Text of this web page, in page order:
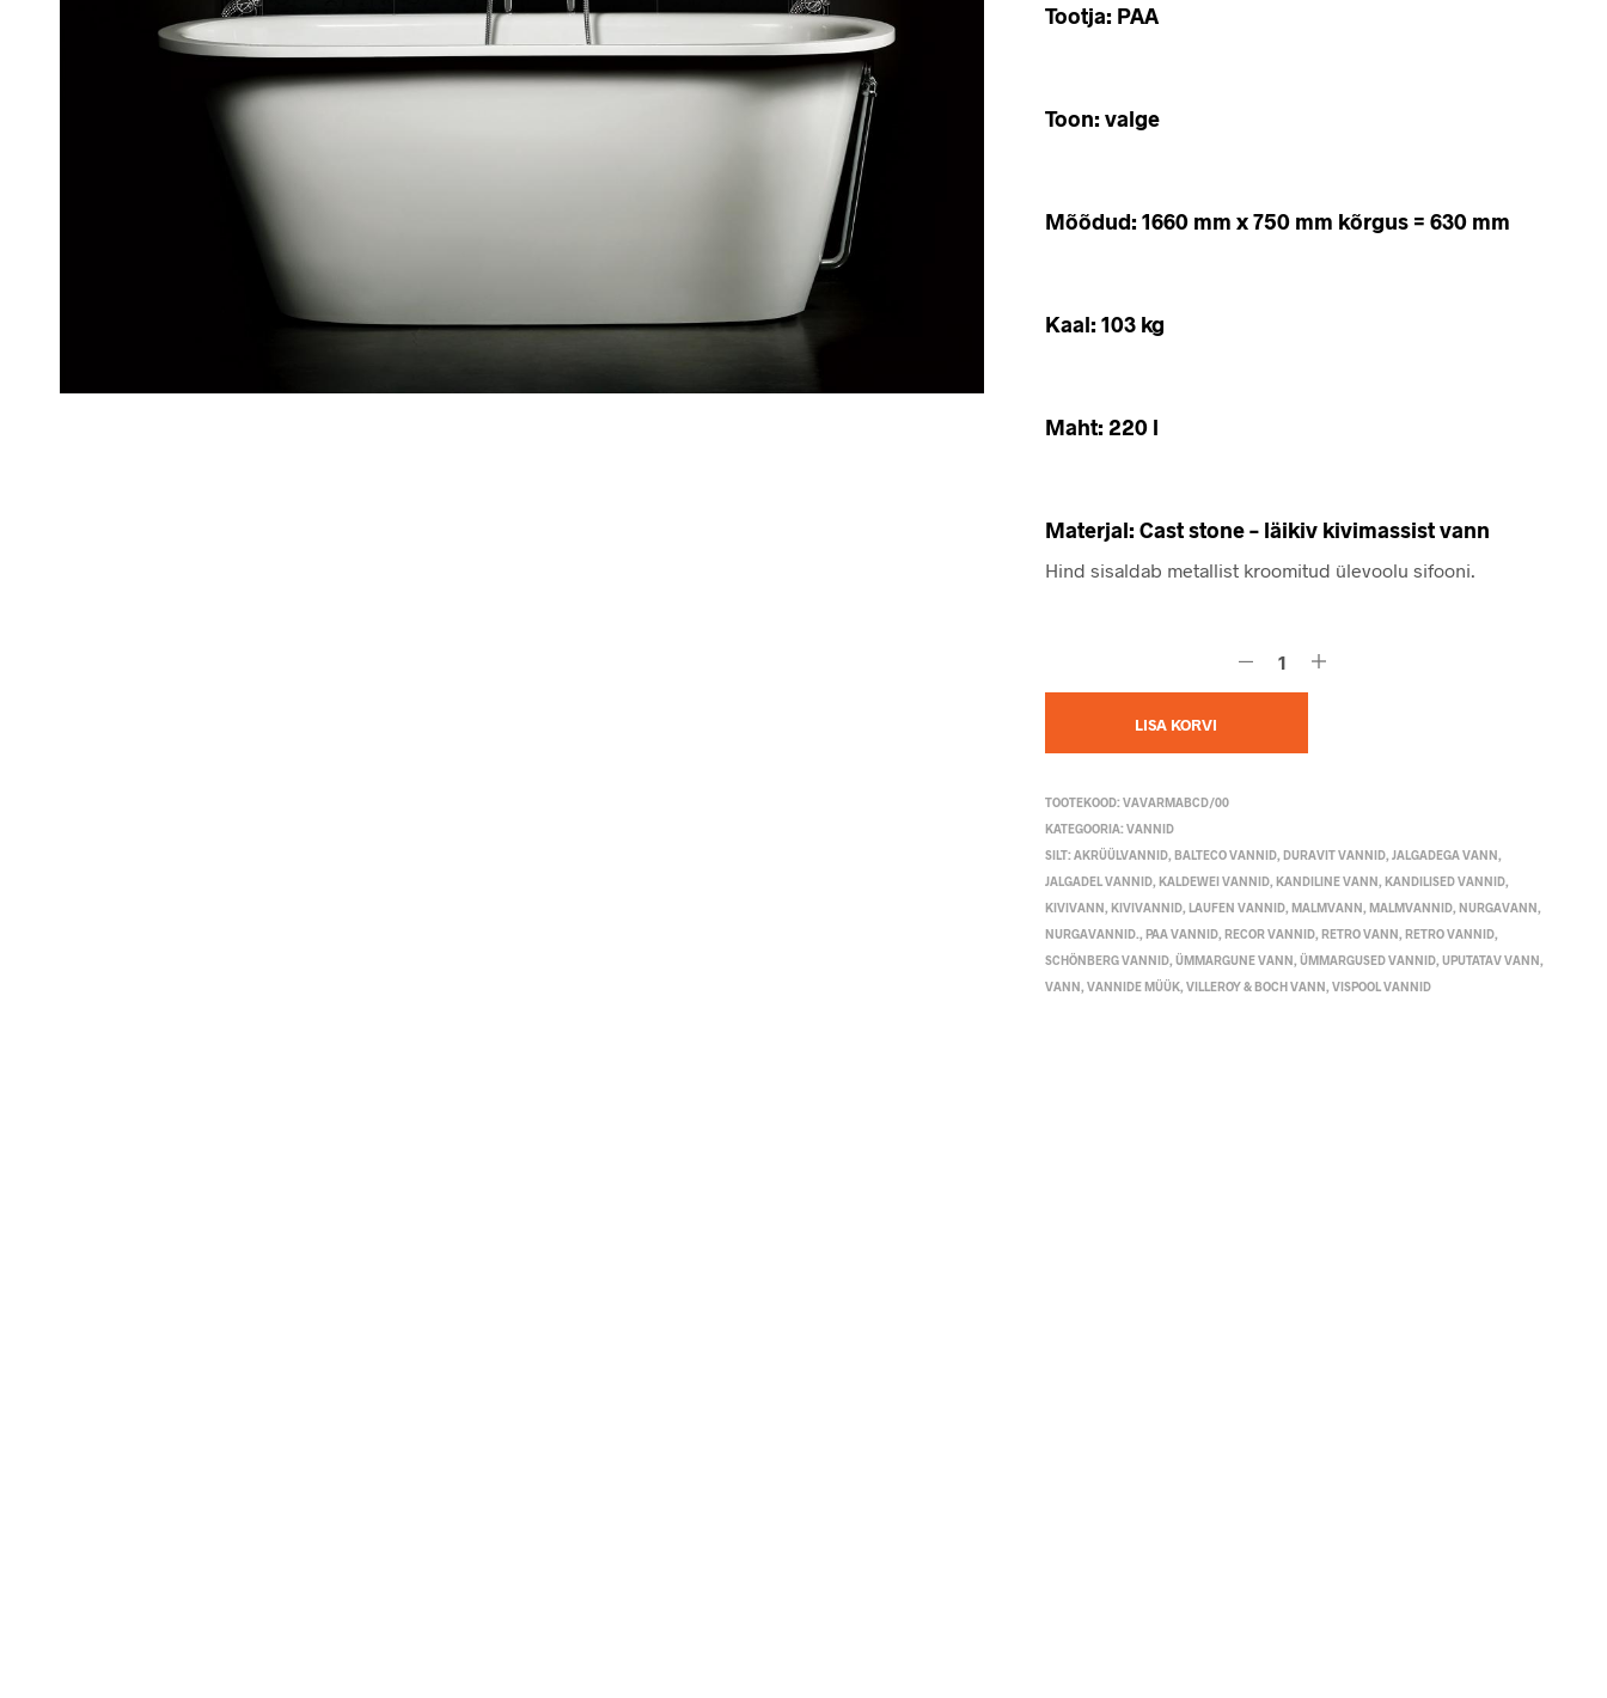
Tootja: PAA
Toon: valge
Mõõdud: 1660 mm x 750 mm kõrgus = 630 mm
Kaal: 103 kg
Maht: 220 l
Materjal: Cast stone – läikiv kivimassist vann
Hind sisaldab metallist kroomitud ülevoolu sifooni.
LISA KORVI
TOOTEKOOD:VAVARMABCD/00
KATEGOORIA:VANNID
SILT:AKRÜÜLVANNID, BALTECO VANNID, DURAVIT VANNID, JALGADEGA VANN,
JALGADEL VANNID, KALDEWEI VANNID, KANDILINE VANN, KANDILISED VANNID,
KIVIVANN, KIVIVANNID, LAUFEN VANNID, MALMVANN, MALMVANNID, NURGAVANN,
NURGAVANNID., PAA VANNID, RECOR VANNID, RETRO VANN, RETRO VANNID,
SCHÖNBERG VANNID, ÜMMARGUNE VANN, ÜMMARGUSED VANNID, UPUTATAV VANN,
VANN, VANNIDE MÜÜK, VILLEROY & BOCH VANN, VISPOOL VANNID